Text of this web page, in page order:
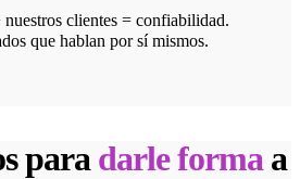
nuestros clientes = confiabilidad.
que hablan por sí mismos.
para darle forma a